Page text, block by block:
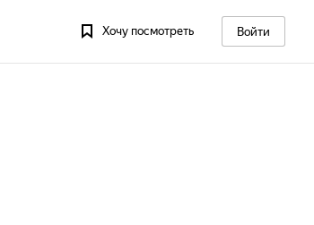
Хочу посмотреть Войти